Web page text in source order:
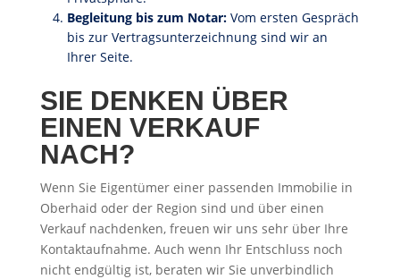
Begleitung bis zum Notar:Vom ersten Gespräch
bis zur Vertragsunterzeichnung sind wir an
Ihrer Seite.
SIE DENKEN ÜBER
EINEN VERKAUF
NACH?
Wenn Sie Eigentümer einer passenden Immobilie in
Oberhaid oder der Region sind und über einen
Verkauf nachdenken, freuen wir uns sehr über Ihre
Kontaktaufnahme. Auch wenn Ihr Entschluss noch
nicht endgültig ist, beraten wir Sie unverbindlich